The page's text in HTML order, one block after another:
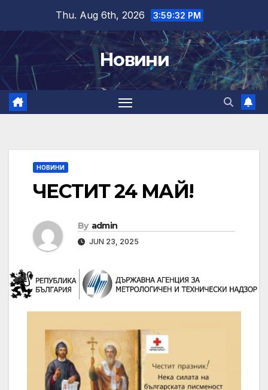
content
Thu. Aug 6th, 2026 3:59:32 PM
Новини
НОВИНИ
ЧЕСТИТ 24 МАЙ!
By admin
JUN 23, 2025